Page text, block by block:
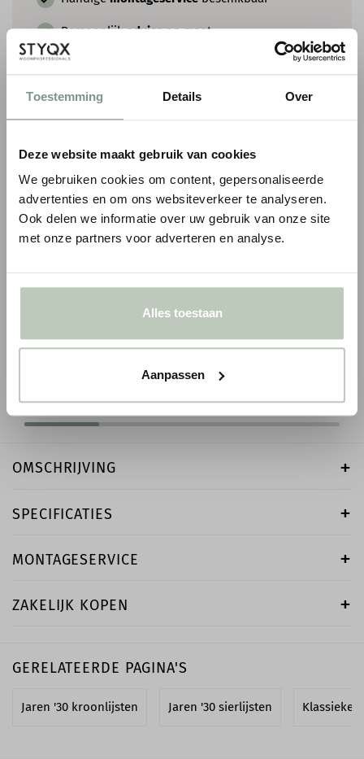
Toestemming Details Over
Deze website maakt gebruik van cookies
We gebruiken cookies om content, gepersonaliseerde
advertenties en om ons websiteverkeer te analyseren.
Ook delen we informatie over uw gebruik van onze site
met onze partners voor adverteren en analyse.
Alles toestaan
Aanpassen
Persoonlijkadviesop maat
COMBINEER MET EEN ROZET
● Voor 10.15 uur besteld, vandaag verzonden
+
● Voor 10.15 uur besteld,
OMSCHRIJVING
SPECIFICATIES
MONTAGESERVICE
ZAKELIJK KOPEN
GERELATEERDE PAGINA'S
Jaren '30 kroonlijsten Jaren '30 sierlijsten Klassieke